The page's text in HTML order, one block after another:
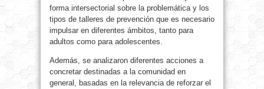
forma intersectorial sobre la problemática y los
tipos de talleres de prevención que es necesario
impulsar en diferentes ámbitos, tanto para
adultos como para adolescentes.
Además, se analizaron diferentes acciones a
concretar destinadas a la comunidad en
general, basadas en la relevancia de reforzar el